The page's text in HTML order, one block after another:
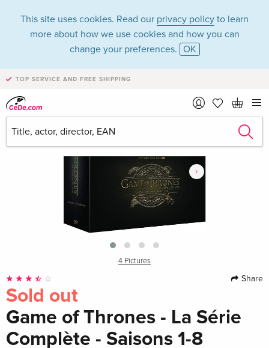
This site uses cookies. Read our privacy policy to learn
more about how we use cookies and how you can
change your preferences. OK
TOP SERVICE AND FREE SHIPPING
›
4 Pictures
Share
Sold out
Game of Thrones - La Série
Complète - Saisons 1-8